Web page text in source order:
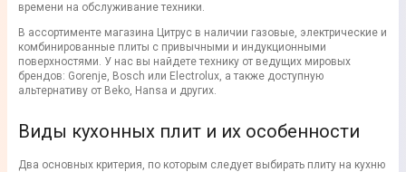
времени на обслуживание техники.
В ассортименте магазина Цитрус в наличии газовые, электрические и
комбинированные плиты с привычными и индукционными
поверхностями. У нас вы найдете технику от ведущих мировых
брендов: Gorenje, Bosch или Electrolux, а также доступную
альтернативу от Beko, Hansa и других.
Виды кухонных плит и их особенности
Два основных критерия, по которым следует выбирать плиту на кухню